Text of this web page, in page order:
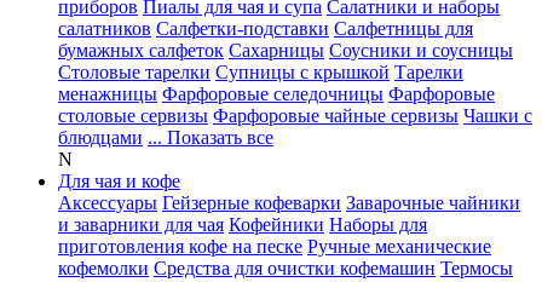
приборов Пиалы для чая и супа Салатники и наборы
салатников Салфетки-подставки Салфетницы для
бумажных салфеток Сахарницы Соусники и соусницы
Столовые тарелки Супницы с крышкой Тарелки
менажницы Фарфоровые селедочницы Фарфоровые
столовые сервизы Фарфоровые чайные сервизы Чашки с
блюдцами ... Показать все
N
Для чая и кофе
Аксессуары Гейзерные кофеварки Заварочные чайники
и заварники для чая Кофейники Наборы для
приготовления кофе на песке Ручные механические
кофемолки Средства для очистки кофемашин Термосы